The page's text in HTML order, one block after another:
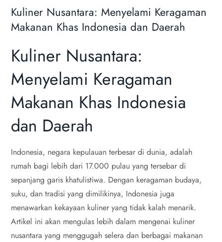
Kuliner Nusantara: Menyelami Keragaman
Makanan Khas Indonesia dan Daerah
Kuliner Nusantara:
Menyelami Keragaman
Makanan Khas Indonesia
dan Daerah
Indonesia, negara kepulauan terbesar di dunia, adalah
rumah bagi lebih dari 17.000 pulau yang tersebar di
sepanjang garis khatulistiwa. Dengan keragaman budaya,
suku, dan tradisi yang dimilikinya, Indonesia juga
menawarkan kekayaan kuliner yang tidak kalah menarik.
Artikel ini akan mengulas lebih dalam mengenai kuliner
nusantara yang menggugah selera dan berbagai makanan